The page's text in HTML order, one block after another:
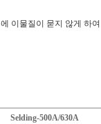
이물질이 묻지 않게 하여
Selding-500A/630A